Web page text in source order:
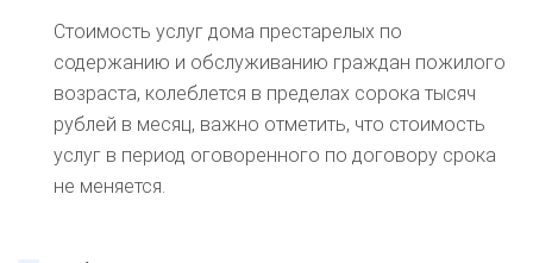
Стоимость услуг дома престарелых по
содержанию и обслуживанию граждан пожилого
возраста, колеблется в пределах сорока тысяч
рублей в месяц, важно отметить, что стоимость
услуг в период оговоренного по договору срока
не меняется.